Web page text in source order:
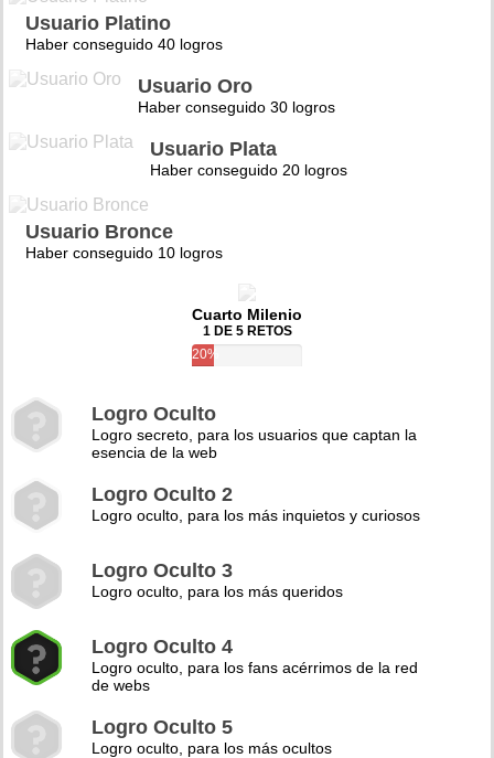
Usuario Platino
Haber conseguido 40 logros
Usuario Oro
Haber conseguido 30 logros
Usuario Plata
Haber conseguido 20 logros
Usuario Bronce
Haber conseguido 10 logros
Cuarto Milenio
1 DE 5 RETOS
20%
Logro Oculto
Logro secreto, para los usuarios que captan la
esencia de la web
Logro Oculto 2
Logro oculto, para los más inquietos y curiosos
Logro Oculto 3
Logro oculto, para los más queridos
Logro Oculto 4
Logro oculto, para los fans acérrimos de la red
de webs
Logro Oculto 5
Logro oculto, para los más ocultos